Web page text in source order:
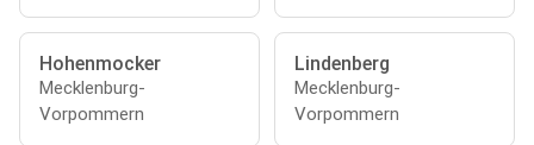
Hohenmocker
Mecklenburg-
Vorpommern
Lindenberg
Mecklenburg-
Vorpommern